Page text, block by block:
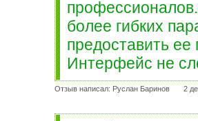
более гибких
предоставить
Интерфейс не
Отзыв написал: Руслан Баринов 2